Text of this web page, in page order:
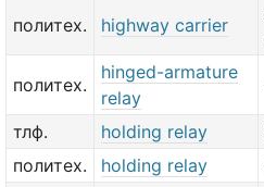
политех. highway carrier
политех.
hinged-armature
relay
тлф. holding relay
политех.
holding relay